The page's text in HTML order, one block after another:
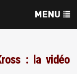
: la vidéo